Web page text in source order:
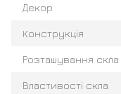
Декор
Конструкція
Розташування скла
Властивості скла